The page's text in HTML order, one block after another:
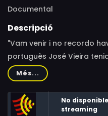
Documental
Descripció
"Vam venir i no recordo
portuguès José Vieira
la frontera d'Hendaia el 23
d'aquest documental, que
filmacions actuals, Vieira
entre el personal i el
Més...
No
streaming